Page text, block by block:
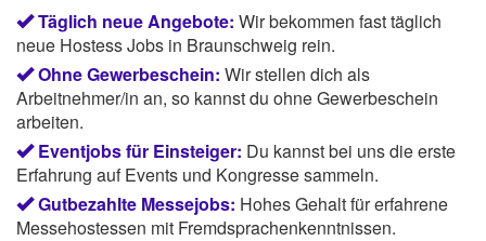
Täglich neue Angebote: Wir bekommen fast täglich
neue Hostess Jobs in Braunschweig rein.
Ohne Gewerbeschein: Wir stellen dich als
Arbeitnehmer/in an, so kannst du ohne Gewerbeschein
arbeiten.
Eventjobs für Einsteiger: Du kannst bei uns die erste
Erfahrung auf Events und Kongresse sammeln.
Gutbezahlte Messejobs: Hohes Gehalt für erfahrene
Messehostessen mit Fremdsprachenkenntnissen.